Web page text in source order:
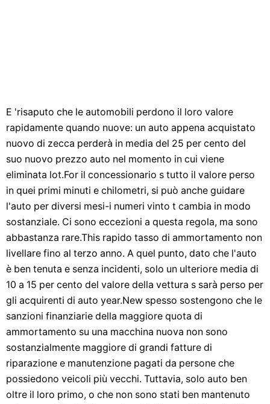
E 'risaputo che le automobili perdono il loro valore
rapidamente quando nuove: un auto appena acquistato
nuovo di zecca perderà in media del 25 per cento del
suo nuovo prezzo auto nel momento in cui viene
eliminata lot.For il concessionario s tutto il valore perso
in quei primi minuti e chilometri, si può anche guidare
l'auto per diversi mesi-i numeri vinto t cambia in modo
sostanziale. Ci sono eccezioni a questa regola, ma sono
abbastanza rare.This rapido tasso di ammortamento non
livellare fino al terzo anno. A quel punto, dato che l'auto
è ben tenuta e senza incidenti, solo un ulteriore media di
10 a 15 per cento del valore della vettura s sarà perso per
gli acquirenti di auto year.New spesso sostengono che le
sanzioni finanziarie della maggiore quota di
ammortamento su una macchina nuova non sono
sostanzialmente maggiore di grandi fatture di
riparazione e manutenzione pagati da persone che
possiedono veicoli più vecchi. Tuttavia, solo auto ben
oltre il loro primo, o che non sono stati ben mantenuto